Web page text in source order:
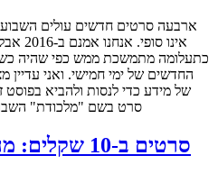
ארבעה סרטים חדשים עולים
אינו
כתעלומה מתמשכת ממש כפי שהיה
החדשים של ימי חמישי. ואני עדיין
של מידע כדי לנסות ולהביא
סרט בשם "מלכודת"
סרטים ב-10